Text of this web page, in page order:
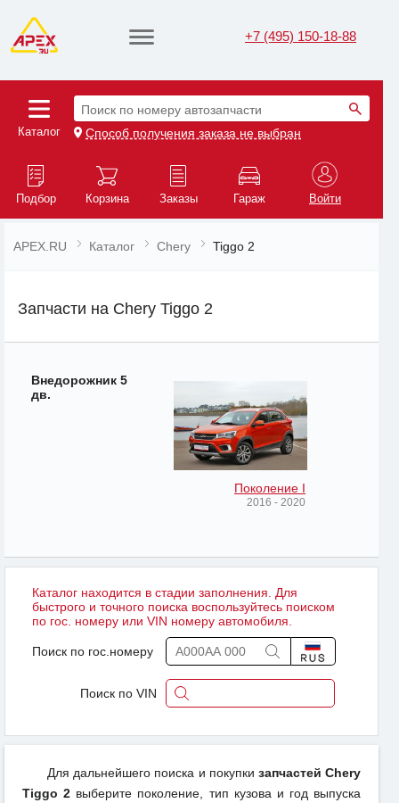
+7 (495) 150-18-88
Каталог
Поиск по номеру автозапчасти
Способ получения заказа не выбран
Подбор Корзина Заказы Гараж Войти
APEX.RU Каталог Chery Tiggo 2
Запчасти на Chery Tiggo 2
Внедорожник 5
дв.
Поколение I
2016 - 2020
Каталог находится в стадии заполнения. Для
быстрого и точного поиска воспользуйтесь поиском
по гос. номеру или VIN номеру автомобиля.
Поиск по гос.номеру
Поиск по VIN
Для дальнейшего поиска и покупки запчастей Chery
Tiggo 2 выберите поколение, тип кузова и год выпуска